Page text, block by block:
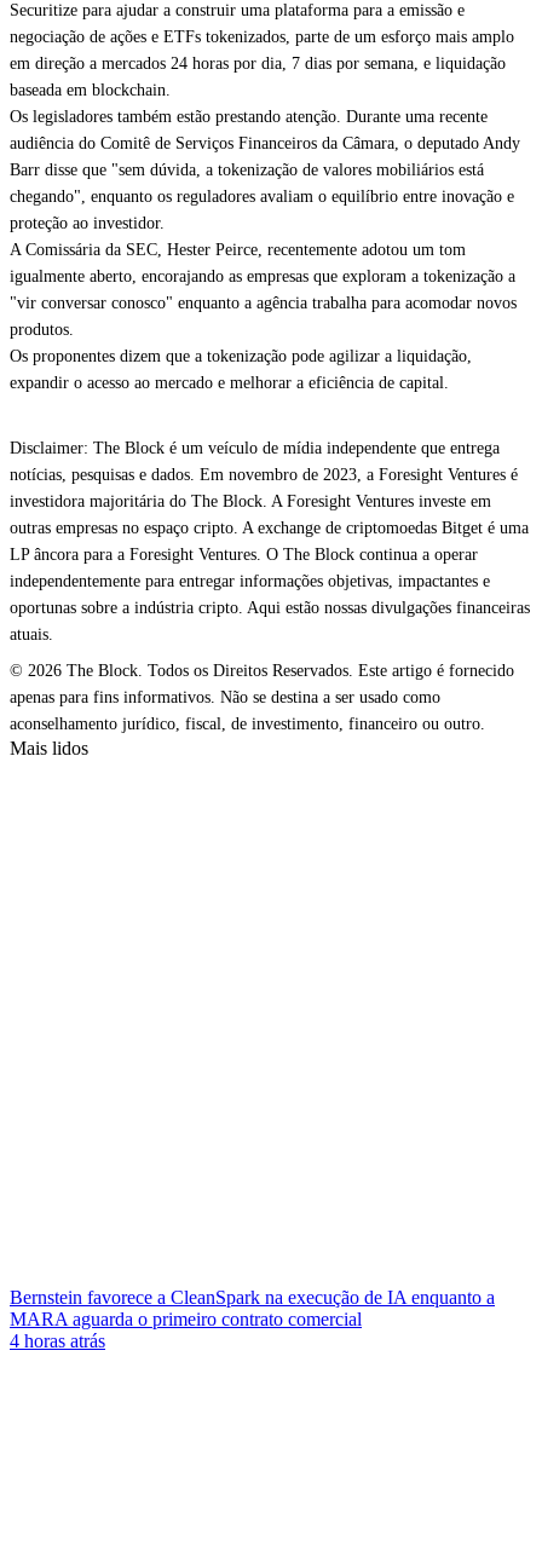
Securitize para ajudar a construir uma plataforma para a emissão e
negociação de ações e ETFs tokenizados, parte de um esforço mais amplo
em direção a mercados 24 horas por dia, 7 dias por semana, e liquidação
baseada em blockchain.
Os legisladores também estão prestando atenção. Durante uma recente
audiência do Comitê de Serviços Financeiros da Câmara, o deputado Andy
Barr disse que "sem dúvida, a tokenização de valores mobiliários está
chegando", enquanto os reguladores avaliam o equilíbrio entre inovação e
proteção ao investidor.
A Comissária da SEC, Hester Peirce, recentemente adotou um tom
igualmente aberto, encorajando as empresas que exploram a tokenização a
"vir conversar conosco" enquanto a agência trabalha para acomodar novos
produtos.
Os proponentes dizem que a tokenização pode agilizar a liquidação,
expandir o acesso ao mercado e melhorar a eficiência de capital.
Disclaimer: The Block é um veículo de mídia independente que entrega
notícias, pesquisas e dados. Em novembro de 2023, a Foresight Ventures é
investidora majoritária do The Block. A Foresight Ventures investe em
outras empresas no espaço cripto. A exchange de criptomoedas Bitget é uma
LP âncora para a Foresight Ventures. O The Block continua a operar
independentemente para entregar informações objetivas, impactantes e
oportunas sobre a indústria cripto. Aqui estão nossas divulgações financeiras
atuais.
© 2026 The Block. Todos os Direitos Reservados. Este artigo é fornecido
apenas para fins informativos. Não se destina a ser usado como
aconselhamento jurídico, fiscal, de investimento, financeiro ou outro.
Mais lidos
Bernstein favorece a CleanSpark na execução de IA enquanto a
MARA aguarda o primeiro contrato comercial
4 horas atrás